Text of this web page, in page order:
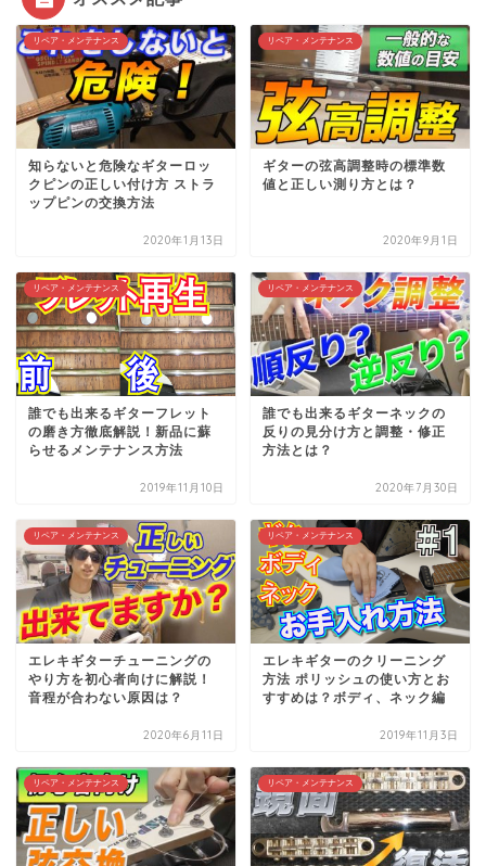
リペア・メンテナンス
知らないと危険なギターロッ
クピンの正しい付け方 ストラ
ップピンの交換方法
2020年1月13日
リペア・メンテナンス
ギターの弦高調整時の標準数
値と正しい測り方とは？
2020年9月1日
リペア・メンテナンス
誰でも出来るギターフレット
の磨き方徹底解説！新品に蘇
らせるメンテナンス方法
2019年11月10日
リペア・メンテナンス
誰でも出来るギターネックの
反りの見分け方と調整・修正
方法とは？
2020年7月30日
リペア・メンテナンス
エレキギターチューニングの
やり方を初心者向けに解説！
音程が合わない原因は？
2020年6月11日
リペア・メンテナンス
エレキギターのクリーニング
方法 ポリッシュの使い方とお
すすめは？ボディ、ネック編
2019年11月3日
リペア・メンテナンス リペア・メンテナンス